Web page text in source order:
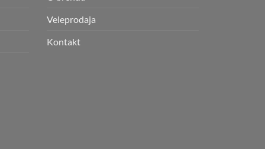
Veleprodaja
Kontakt